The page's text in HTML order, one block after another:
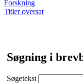
Forskning
Titler oversat
Søgning i
Søgetekst